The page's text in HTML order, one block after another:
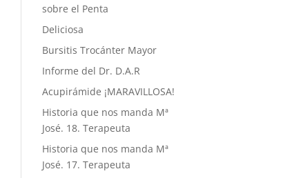
sobre el Penta
Deliciosa
Bursitis Trocánter Mayor
Informe del Dr. D.A.R
Acupirámide ¡MARAVILLOSA!
Historia que nos manda Mª
José. 18. Terapeuta
Historia que nos manda Mª
José. 17. Terapeuta